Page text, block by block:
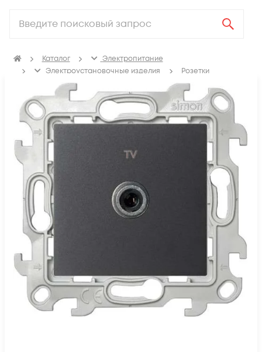
Каталог
Электропитание
Электроустановочные изделия
Розетки